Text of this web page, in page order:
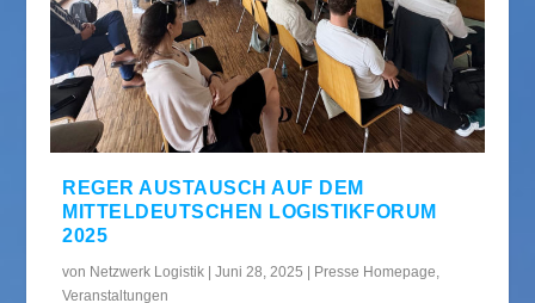
REGER AUSTAUSCH AUF DEM
MITTELDEUTSCHEN LOGISTIKFORUM
2025
von Netzwerk Logistik |Juni 28, 2025 Presse Homepage,
Veranstaltungen